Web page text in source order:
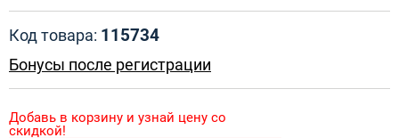
Код товара: 115734
Бонусы после регистрации
Добавь в корзину и узнай цену со
скидкой!